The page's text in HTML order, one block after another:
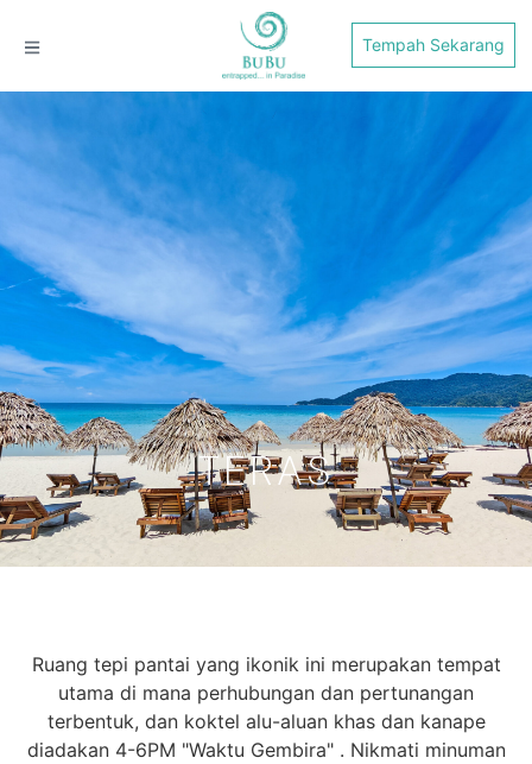
Tempah Sekarang
TERAS
Ruang tepi pantai yang ikonik ini merupakan tempat
utama di mana perhubungan dan pertunangan
terbentuk, dan koktel alu-aluan khas dan kanape
diadakan 4-6PM "Waktu Gembira" . Nikmati minuman